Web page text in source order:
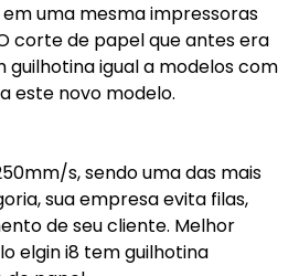
uma mesma impressoras
corte de papel que antes era
guilhotina igual a modelos com
este novo modelo.
s, sendo uma das mais
sua empresa evita filas,
de seu cliente. Melhor
elgin i8 tem guilhotina